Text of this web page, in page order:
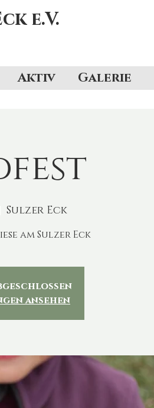
e.V.
Aktiv Galerie
Sulzer Eck
am Sulzer Eck
ansehen